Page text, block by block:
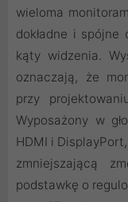
wieloma
dokładne i spójne
kąty widzenia.
oznaczają, że
przy
Wyposażony w
HDMI i
zmniejszającą
podstawkę o